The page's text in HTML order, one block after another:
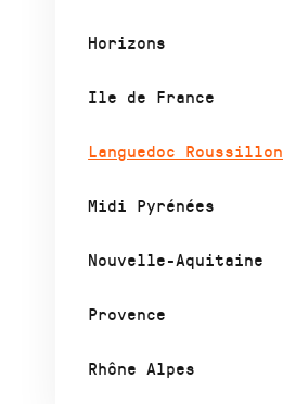
Horizons
Ile de France
Languedoc Roussillon
Midi Pyrénées
Nouvelle-Aquitaine
Provence
Rhône Alpes